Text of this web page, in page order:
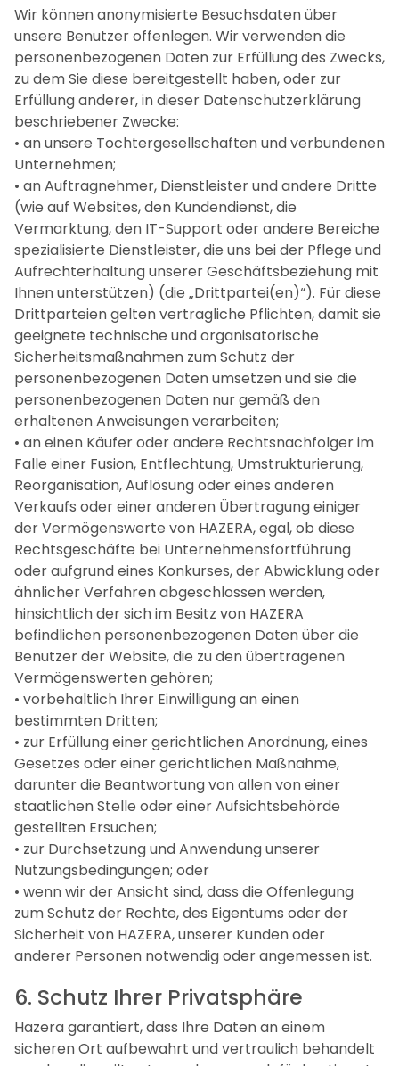
Wir können anonymisierte Besuchsdaten über
unsere Benutzer offenlegen. Wir verwenden die
personenbezogenen Daten zur Erfüllung des Zwecks,
zu dem Sie diese bereitgestellt haben, oder zur
Erfüllung anderer, in dieser Datenschutzerklärung
beschriebener Zwecke:
• an unsere Tochtergesellschaften und verbundenen
Unternehmen;
• an Auftragnehmer, Dienstleister und andere Dritte
(wie auf Websites, den Kundendienst, die
Vermarktung, den IT-Support oder andere Bereiche
spezialisierte Dienstleister, die uns bei der Pflege und
Aufrechterhaltung unserer Geschäftsbeziehung mit
Ihnen unterstützen) (die „Drittpartei(en)“). Für diese
Drittparteien gelten vertragliche Pflichten, damit sie
geeignete technische und organisatorische
Sicherheitsmaßnahmen zum Schutz der
personenbezogenen Daten umsetzen und sie die
personenbezogenen Daten nur gemäß den
erhaltenen Anweisungen verarbeiten;
• an einen Käufer oder andere Rechtsnachfolger im
Falle einer Fusion, Entflechtung, Umstrukturierung,
Reorganisation, Auflösung oder eines anderen
Verkaufs oder einer anderen Übertragung einiger
der Vermögenswerte von HAZERA, egal, ob diese
Rechtsgeschäfte bei Unternehmensfortführung
oder aufgrund eines Konkurses, der Abwicklung oder
ähnlicher Verfahren abgeschlossen werden,
hinsichtlich der sich im Besitz von HAZERA
befindlichen personenbezogenen Daten über die
Benutzer der Website, die zu den übertragenen
Vermögenswerten gehören;
• vorbehaltlich Ihrer Einwilligung an einen
bestimmten Dritten;
• zur Erfüllung einer gerichtlichen Anordnung, eines
Gesetzes oder einer gerichtlichen Maßnahme,
darunter die Beantwortung von allen von einer
staatlichen Stelle oder einer Aufsichtsbehörde
gestellten Ersuchen;
• zur Durchsetzung und Anwendung unserer
Nutzungsbedingungen; oder
• wenn wir der Ansicht sind, dass die Offenlegung
zum Schutz der Rechte, des Eigentums oder der
Sicherheit von HAZERA, unserer Kunden oder
anderer Personen notwendig oder angemessen ist.
6. Schutz Ihrer Privatsphäre
Hazera garantiert, dass Ihre Daten an einem
sicheren Ort aufbewahrt und vertraulich behandelt